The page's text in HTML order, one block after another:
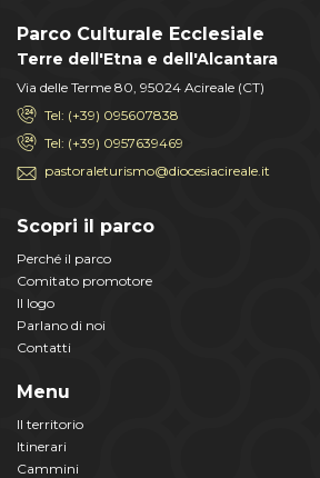
Parco Culturale Ecclesiale
Terre dell'Etna e dell'Alcantara
Via delle Terme 80, 95024 Acireale (CT)
Tel: (+39) 095607838
Tel: (+39) 0957639469
pastoraleturismo@diocesiacireale.it
Scopri il parco
Perché il parco
Comitato promotore
Il logo
Parlano di noi
Contatti
Menu
Il territorio
Itinerari
Cammini